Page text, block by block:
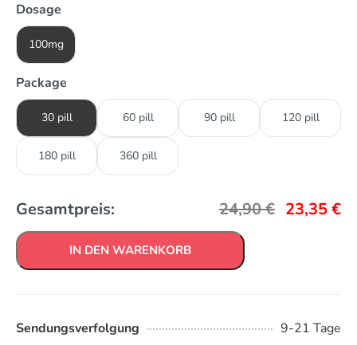
Dosage
100mg
Package
30 pill 60 pill 90 pill 120 pill
180 pill 360 pill
Gesamtpreis: 24,90€ 23,35€
IN DEN WARENKORB
Sendungsverfolgung
9-21 Tage